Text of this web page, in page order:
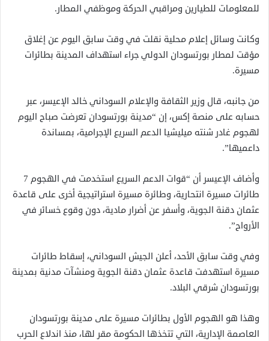
للمعلومات للطيارين ومراقبي الحركة وموظفي المطار.
وكانت وسائل إعلام محلية نقلت في وقت سابق اليوم عن إغلاق
مؤقت لمطار بورتسودان الدولي جراء استهداف المدينة بطائرات
مسيرة.
من جانبه، قال وزير الثقافة والإعلام السوداني خالد الإعيسر، عبر
حسابه على منصة إكس، إن “مدينة بورتسودان تعرضت صباح اليوم
لهجوم غادر شنته ميليشيا الدعم السريع الإجرامية، بمساندة
داعميها”.
وأضاف الإعيسر أن “قوات الدعم السريع استخدمت في الهجوم 7
طائرات مسيرة انتحارية، وطائرة مسيرة استراتيجية أخرى على قاعدة
عثمان دقنة الجوية، وأسفر عن أضرار مادية، دون وقوع خسائر في
الأرواح”.
وفي وقت سابق الأحد، أعلن الجيش السوداني، إسقاط طائرات
مسيرة استهدفت قاعدة عثمان دقنة الجوية ومنشآت مدنية بمدينة
بورتسودان شرقي البلاد.
وهذا هو الهجوم الأول بطائرات مسيرة على مدينة بورتسودان
العاصمة الإدارية، التي تتخذها الحكومة مقر لها، منذ اندلاع الحرب